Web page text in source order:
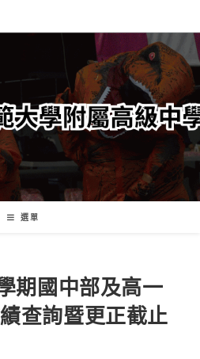
選單
期​國中部及高一
查詢暨更正截止